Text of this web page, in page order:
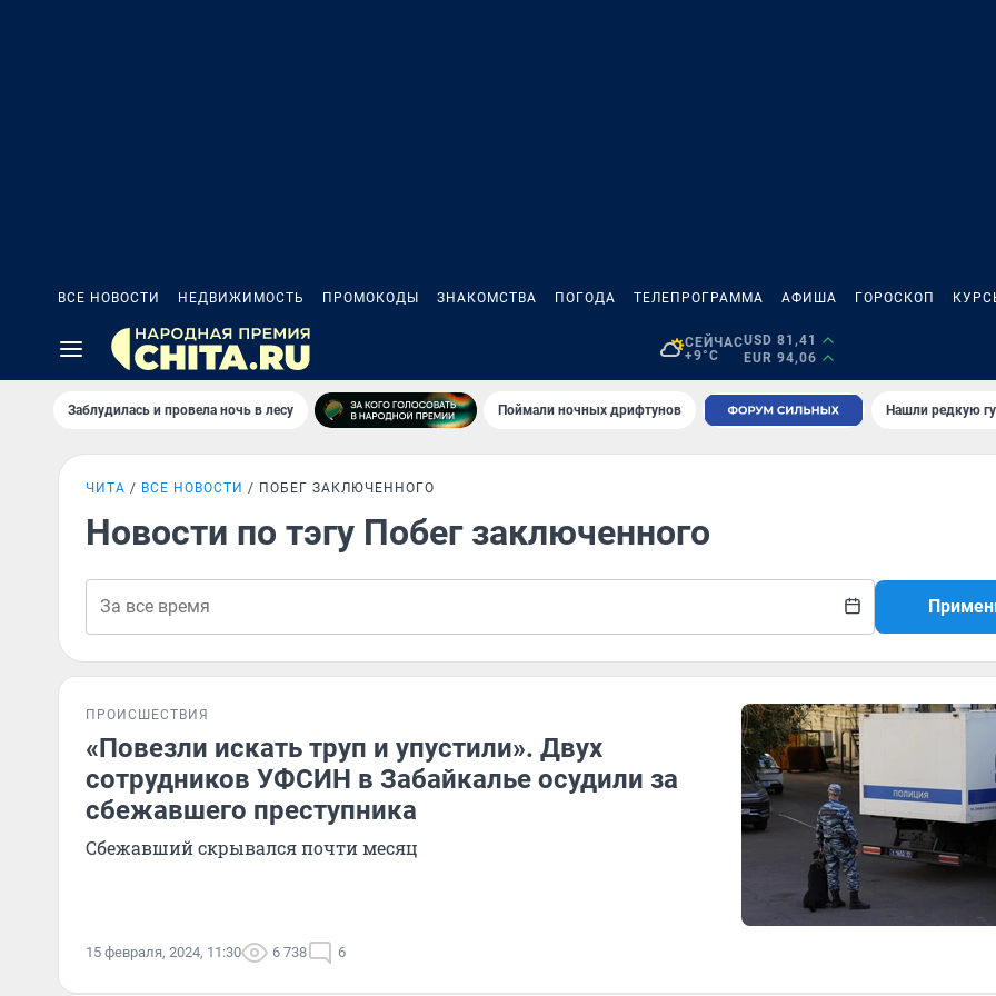
ВСЕ НОВОСТИ НЕДВИЖИМОСТЬ ПРОМОКОДЫ ЗНАКОМСТВА ПОГОДА ТЕЛЕПРОГРАММА АФИША ГОРОСКОП
СЕЙЧАС
+9°C
USD 81,41
EUR 94,06
Заблудилась и провела ночь в лесу Поймали ночных дрифтунов Нашли редкую
ЧИТА ВСЕ НОВОСТИ ПОБЕГ ЗАКЛЮЧЕННОГО
Новости по тэгу Побег заключенного
ПРОИСШЕСТВИЯ
«Повезли искать труп и упустили». Двух
сотрудников УФСИН в Забайкалье осудили за
сбежавшего преступника
Сбежавший скрывался почти месяц
15 февраля, 2024, 11:30 6 738 6